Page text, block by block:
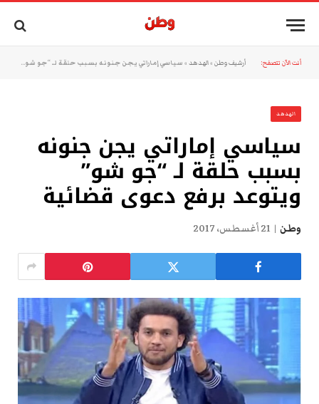
أنت الآن تتصفح: أرشيف وطن »الهدهد » سياسي إماراتي يجن جنونه بسبب حلقة لـ “جو شو” ويتوعد برفع دعوى قضائية
الهدهد
سياسي إماراتي يجن جنونه
بسبب حلقة لـ “جو شو”
ويتوعد برفع دعوى قضائية
وطن 21 أغسطس، 2017